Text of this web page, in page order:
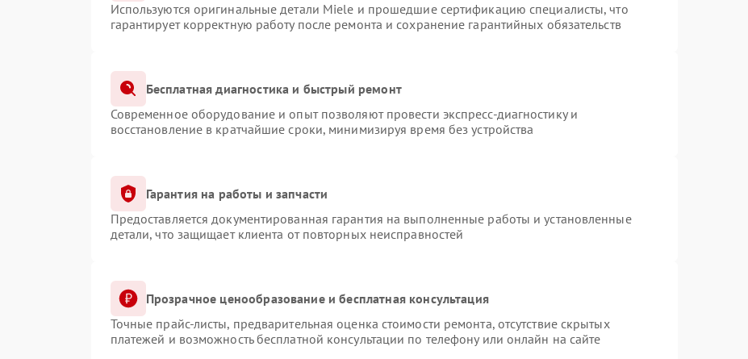
Используются оригинальные детали Miele и прошедшие сертификацию специалисты, что
гарантирует корректную работу после ремонта и сохранение гарантийных обязательств
Бесплатная диагностика и быстрый ремонт
Современное оборудование и опыт позволяют провести экспресс-диагностику и
восстановление в кратчайшие сроки, минимизируя время без устройства
Гарантия на работы и запчасти
Предоставляется документированная гарантия на выполненные работы и установленные
детали, что защищает клиента от повторных неисправностей
Прозрачное ценообразование и бесплатная консультация
Точные прайс-листы, предварительная оценка стоимости ремонта, отсутствие скрытых
платежей и возможность бесплатной консультации по телефону или онлайн на сайте